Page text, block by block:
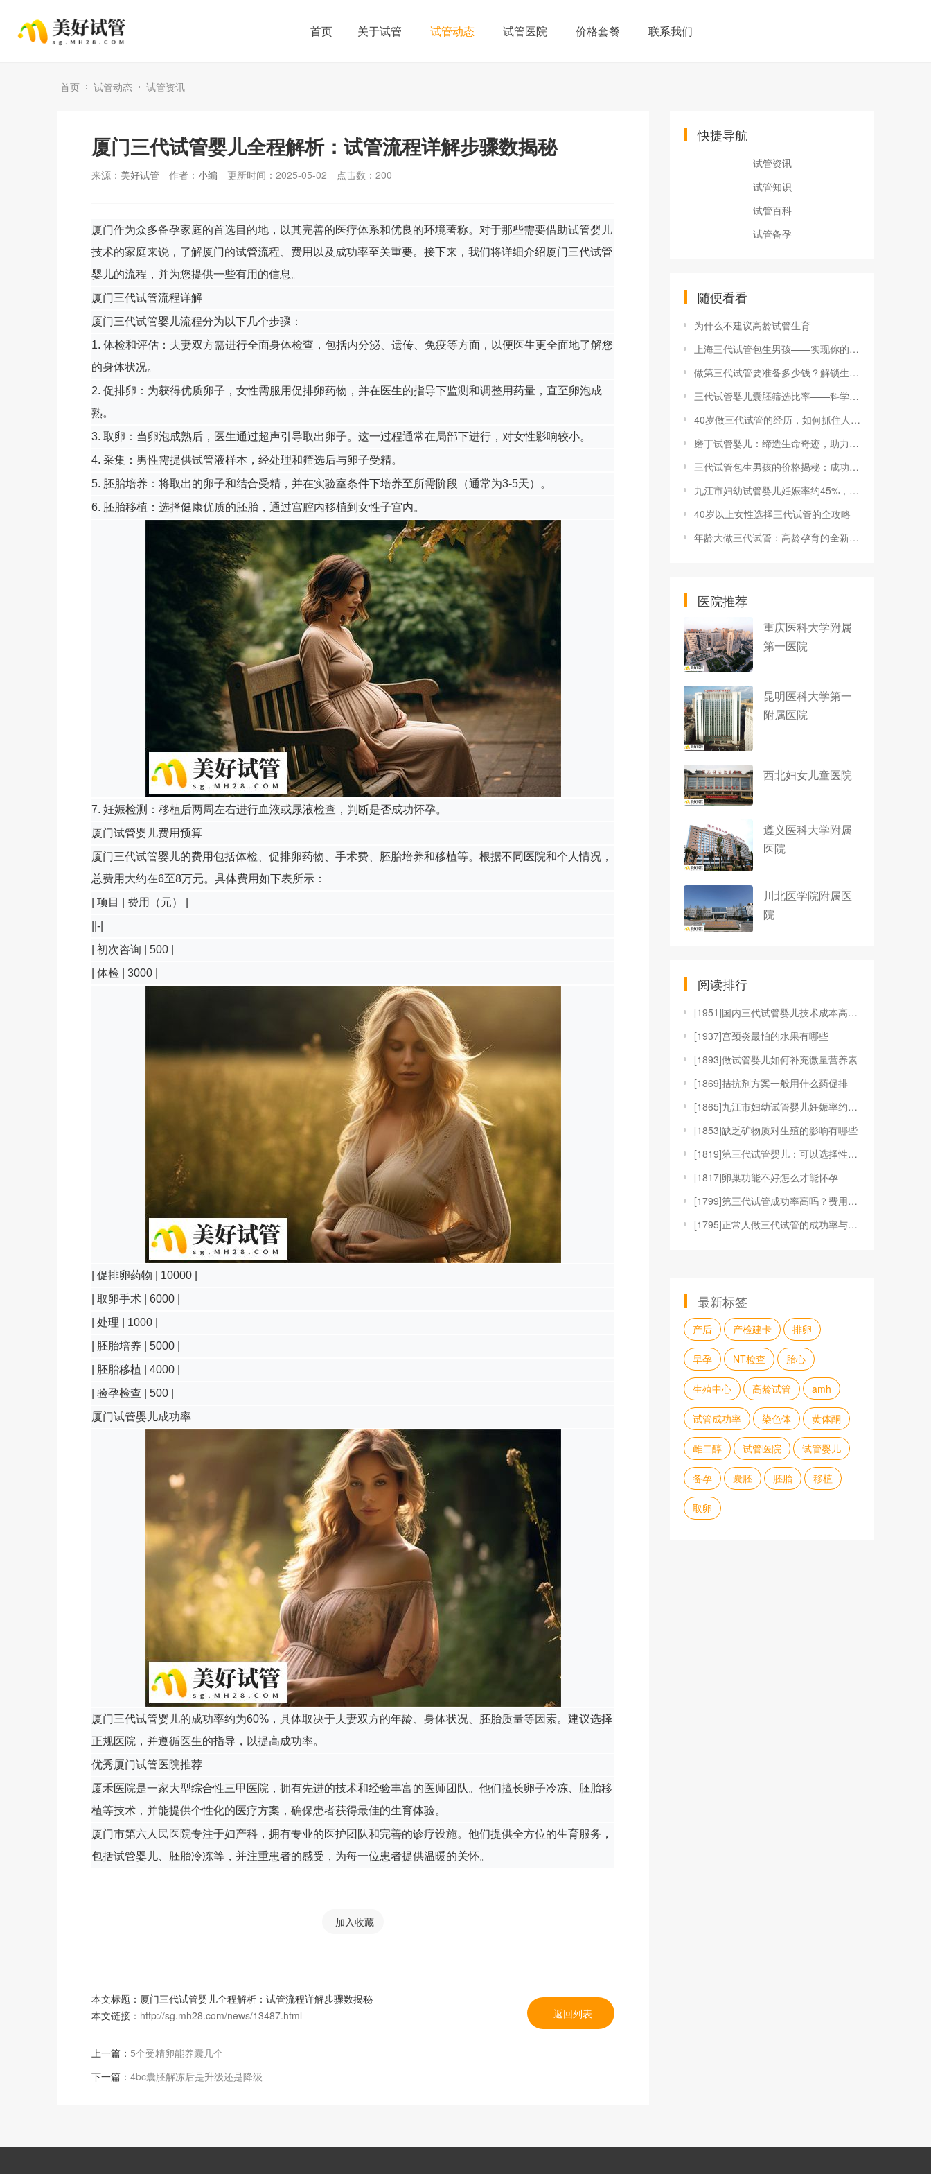
首页 关于试管 试管动态 试管医院 价格套餐 联系我们
首页 试管动态 试管资讯
厦门三代试管婴儿全程解析：试管流程详解步骤数揭秘
来源： 美好试管 作者： 小编 更新时间：2025-05-02 点击数： 200
厦门作为众多备孕家庭的首选目的地，以其完善的医疗体系和优良的环境著称。对于那些需要借助试管婴儿
技术的家庭来说，了解厦门的试管流程、费用以及成功率至关重要。接下来，我们将详细介绍厦门三代试管
婴儿的流程，并为您提供一些有用的信息。
厦门三代试管流程详解
厦门三代试管婴儿流程分为以下几个步骤：
1. 体检和评估：夫妻双方需进行全面身体检查，包括内分泌、遗传、免疫等方面，以便医生更全面地了解您
的身体状况。
2. 促排卵：为获得优质卵子，女性需服用促排卵药物，并在医生的指导下监测和调整用药量，直至卵泡成
熟。
3. 取卵：当卵泡成熟后，医生通过超声引导取出卵子。这一过程通常在局部下进行，对女性影响较小。
4. 采集：男性需提供试管液样本，经处理和筛选后与卵子受精。
5. 胚胎培养：将取出的卵子和结合受精，并在实验室条件下培养至所需阶段（通常为3-5天）。
6. 胚胎移植：选择健康优质的胚胎，通过宫腔内移植到女性子宫内。
7. 妊娠检测：移植后两周左右进行血液或尿液检查，判断是否成功怀孕。
厦门试管婴儿费用预算
厦门三代试管婴儿的费用包括体检、促排卵药物、手术费、胚胎培养和移植等。根据不同医院和个人情况，
总费用大约在6至8万元。具体费用如下表所示：
| 项目 | 费用（元） |
||-|
| 初次咨询 | 500 |
| 体检 | 3000 |
| 促排卵药物 | 10000 |
| 取卵手术 | 6000 |
| 处理 | 1000 |
| 胚胎培养 | 5000 |
| 胚胎移植 | 4000 |
| 验孕检查 | 500 |
厦门试管婴儿成功率
厦门三代试管婴儿的成功率约为60%，具体取决于夫妻双方的年龄、身体状况、胚胎质量等因素。建议选择
正规医院，并遵循医生的指导，以提高成功率。
优秀厦门试管医院推荐
厦禾医院是一家大型综合性三甲医院，拥有先进的技术和经验丰富的医师团队。他们擅长卵子冷冻、胚胎移
植等技术，并能提供个性化的医疗方案，确保患者获得最佳的生育体验。
厦门市第六人民医院专注于妇产科，拥有专业的医护团队和完善的诊疗设施。他们提供全方位的生育服务，
包括试管婴儿、胚胎冷冻等，并注重患者的感受，为每一位患者提供温暖的关怀。
加入收藏
本文标题：厦门三代试管婴儿全程解析：试管流程详解步骤数揭秘
本文链接： http://sg.mh28.com/news/13487.html
上一篇： 5个受精卵能养囊几个
下一篇： 4bc囊胚解冻后是升级还是降级
返回列表
快捷导航
试管资讯
试管知识
试管百科
试管备孕
随便看看
为什么不建议高龄试管生育
上海三代试管包生男孩——实现你的宝宝性别梦想
做第三代试管要准备多少钱？解锁生命的奇迹之门
三代试管婴儿囊胚筛选比率——科学助力优生优育的关键一步
40岁做三代试管的经历，如何抓住人生中的希望？
磨丁试管婴儿：缔造生命奇迹，助力实现家庭梦想
三代试管包生男孩的价格揭秘：成功背后的秘密
九江市妇幼试管婴儿妊娠率约45%，想好孕增强体质很重要
40岁以上女性选择三代试管的全攻略
年龄大做三代试管：高龄孕育的全新希望
医院推荐
重庆医科大学附属
第一医院
昆明医科大学第一
附属医院
西北妇女儿童医院
遵义医科大学附属
医院
川北医学院附属医
院
阅读排行
[1951]国内三代试管婴儿技术成本高不高？8w也可
[1937]宫颈炎最怕的水果有哪些
[1893]做试管婴儿如何补充微量营养素
[1869]拮抗剂方案一般用什么药促排
[1865]九江市妇幼试管婴儿妊娠率约45%，想好孕
[1853]缺乏矿物质对生殖的影响有哪些
[1819]第三代试管婴儿：可以选择性别吗？揭开科学
[1817]卵巢功能不好怎么才能怀孕
[1799]第三代试管成功率高吗？费用多少？一文解答
[1795]正常人做三代试管的成功率与关键因素解析
最新标签
产后 产检建卡 排卵
早孕 NT检查 胎心
生殖中心 高龄试管 amh
试管成功率 染色体 黄体酮
雌二醇 试管医院 试管婴儿
备孕 囊胚 胚胎 移植
取卵